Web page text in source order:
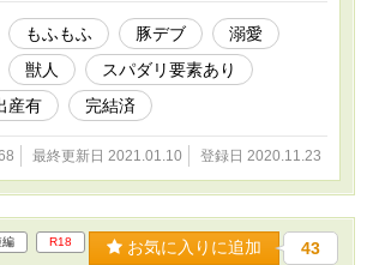
もふもふ 豚デブ
溺愛
獣人
スパダリ要素あり
産有 完結済
最終更新日 2021.01.10 登録日 2020.11.23
編 R18 お気に入りに追加 43